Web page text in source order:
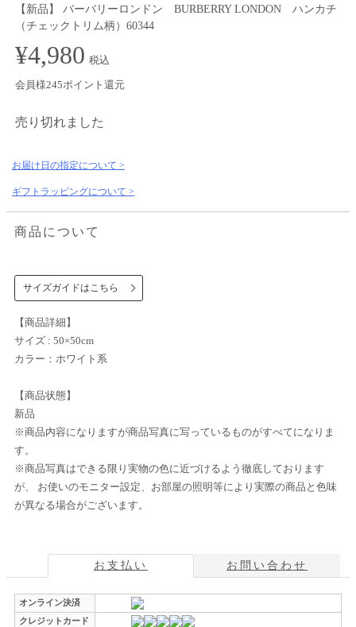
【新品】 バーバリーロンドン BURBERRY LONDON ハンカチ
（チェックトリム柄）60344
¥4,980 税込
会員様245ポイント還元
売り切れました
お届け日の指定について >
ギフトラッピングについて >
商品について
サイズガイドはこちら
【商品詳細】
サイズ : 50×50cm
カラー：ホワイト系
【商品状態】
新品
※商品内容になりますが商品写真に写っているものがすべてになりま
す。
※商品写真はできる限り実物の色に近づけるよう徹底しております
が、 お使いのモニター設定、お部屋の照明等により実際の商品と色味
が異なる場合がございます。
お支払い お問い合わせ
オンライン決済
クレジットカード